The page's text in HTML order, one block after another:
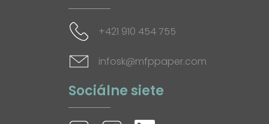
+421 910 454 755
infosk@mfppaper.com
Sociálne siete